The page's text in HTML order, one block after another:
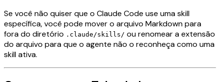
Se você não quiser que o Claude Code use uma skill
específica, você pode mover o arquivo Markdown para
fora do diretório .claude/skills/ ou renomear a extensão
do arquivo para que o agente não o reconheça como uma
skill ativa.